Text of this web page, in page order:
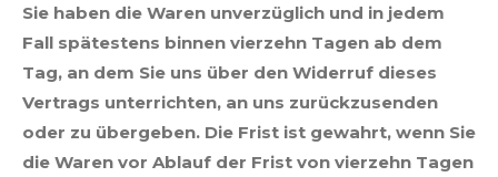
Sie haben die Waren unverzüglich und in jedem
Fall spätestens binnen vierzehn Tagen ab dem
Tag, an dem Sie uns über den Widerruf dieses
Vertrags unterrichten, an uns zurückzusenden
oder zu übergeben. Die Frist ist gewahrt, wenn Sie
die Waren vor Ablauf der Frist von vierzehn Tagen